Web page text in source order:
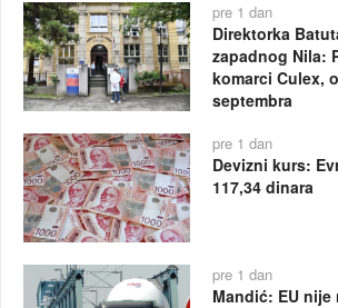
pre 1 dan
Direktorka
zapadnog Nila:
komarci Culex,
septembra
pre 1 dan
Devizni kurs:
117,34 dinara
pre 1 dan
Mandić: EU nije